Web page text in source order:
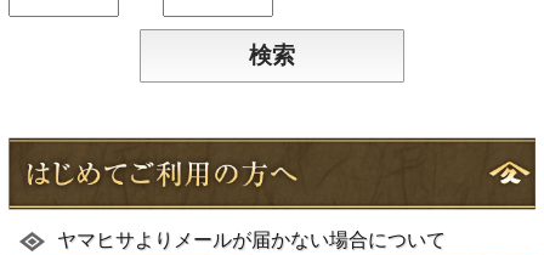
ヤマヒサよりメールが届かない場合について